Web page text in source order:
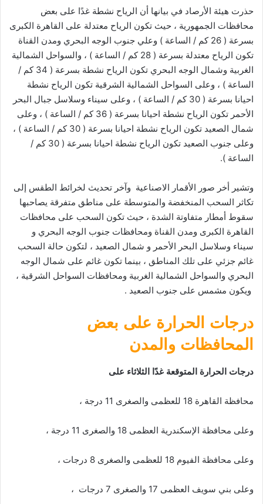
‎حذرت هيئة الأرصاد في بيانها أن الرياح نشطة غدًا على بعض
محافظات الجمهورية ، حيث تكون الرياح معتدلة على القاهرة الكبرى
بسرعة ( 26 كم / الساعة ) وعلي جنوب الوجه البحري ومدن القناة
تكون الرياح معتدلة بسرعة ( 28 كم / الساعة ) ، والسواحل الشمالية
الغربية وشمال الوجه البحري تكون الرياح نشطة بسرعة ( 34 كم /
الساعة ) ، وعلى السواحل الشمالية الشرقية تكون الرياح نشطة
احيانا بسرعة ( 30 كم / الساعة ) ، وعلى سيناء وسلاسل جبال البحر
الأحمر تكون الرياح نشطة احيانا بسرعة ( 36 كم / الساعة ) ، وعلى
شمال الصعيد تكون الرياح نشطة احيانا بسرعة ( 30 كم / الساعة ) ،
وعلى جنوب الصعيد تكون الرياح نشطة احيانا بسرعة ( 30 كم /
الساعة ).
‎وتشير أخر صور الأقمار الاصناعية وآخر تحديث لخرائط الطقس إلى
تكاثر السحب المنخفضة والمتوسطة على مناطق متفرقة يصاحبها
سقوط أمطار متفاوتة الشدة ، حيث تكون السحب على محافظات
القاهرة الكبرى ومدن القناة ومحافظات جنوب الوجه البحري و
سيناء وسلاسل البحر الأحمر و شمال الصعيد ، لتكون حالة السحب
غائم جزئي على تلك المناطق ، بينما تكون غائم على شمال الوجه
البحري والسواحل الشمالية الغربية ومحافظات السواحل الشرقية ،
ويكون مشمس على جنوب الصعيد .
درجات الحرارة على بعض
المحافظات والمدن